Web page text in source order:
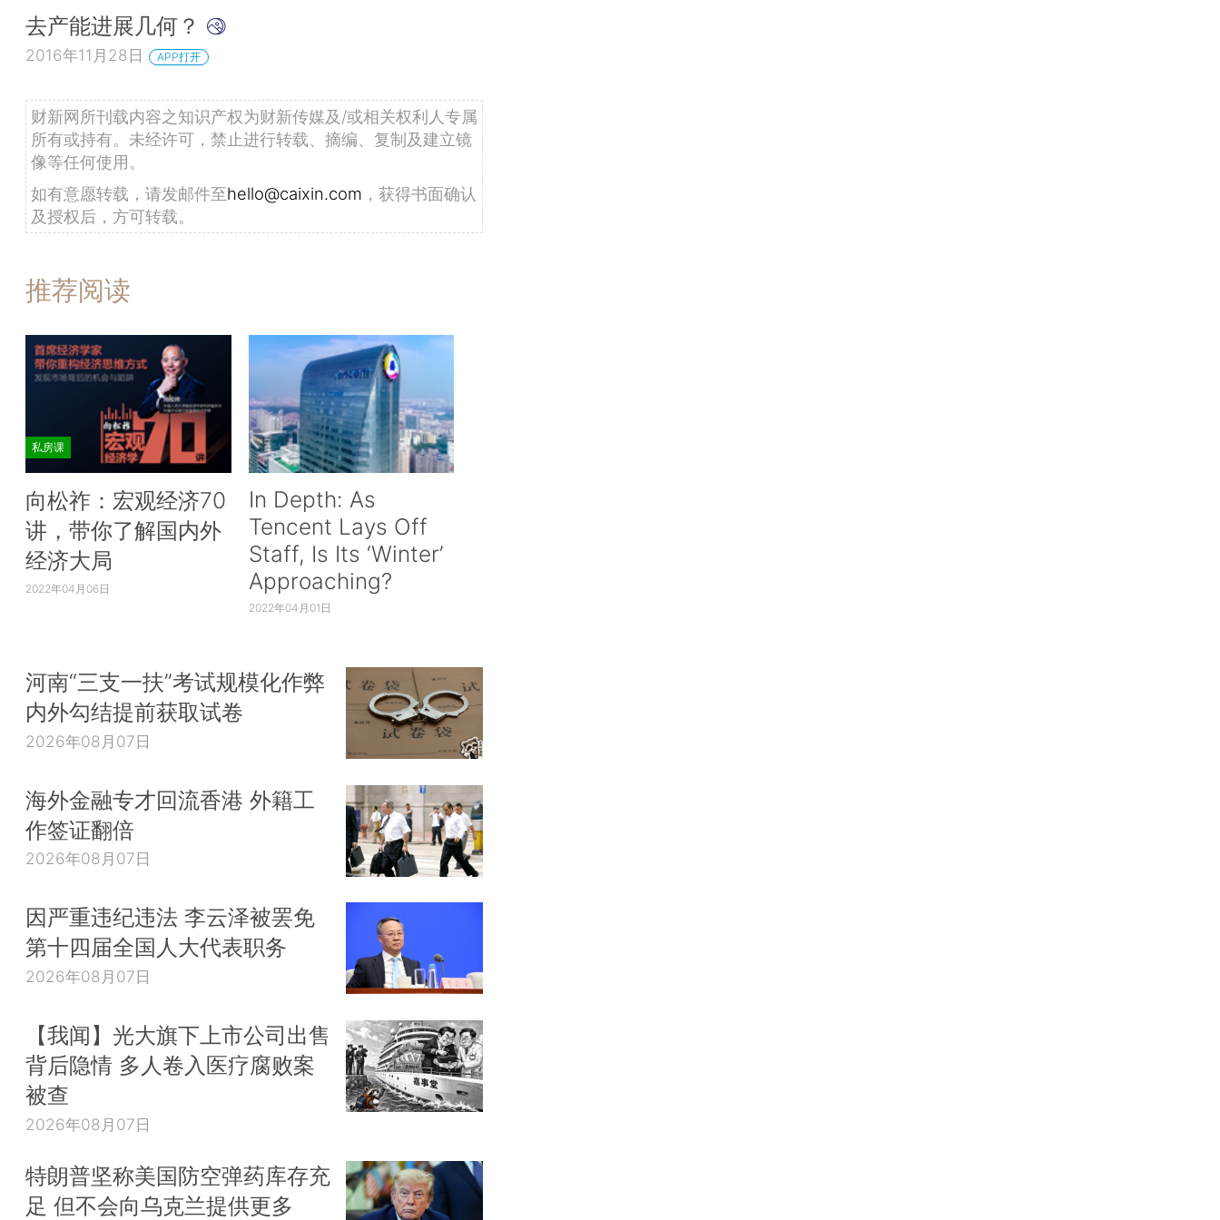
去产能进展几何？
2016年11月28日 APP打开
财新网所刊载内容之知识产权为财新传媒及/或相关权利人专属
所有或持有。未经许可，禁止进行转载、摘编、复制及建立镜
像等任何使用。
如有意愿转载，请发邮件至hello@caixin.com ，获得书面确认
及授权后，方可转载。
推荐阅读
私房课
向松祚：宏观经济70
讲，带你了解国内外
经济大局
2022年04月06日
In Depth: As
Tencent Lays Off
Staff, Is Its ‘Winter’
Approaching?
2022年04月01日
河南“三支一扶”考试规模化作弊
内外勾结提前获取试卷
2026年08月07日
海外金融专才回流香港 外籍工
作签证翻倍
2026年08月07日
因严重违纪违法 李云泽被罢免
第十四届全国人大代表职务
2026年08月07日
【我闻】光大旗下上市公司出售
背后隐情 多人卷入医疗腐败案
被查
2026年08月07日
特朗普坚称美国防空弹药库存充
足 但不会向乌克兰提供更多